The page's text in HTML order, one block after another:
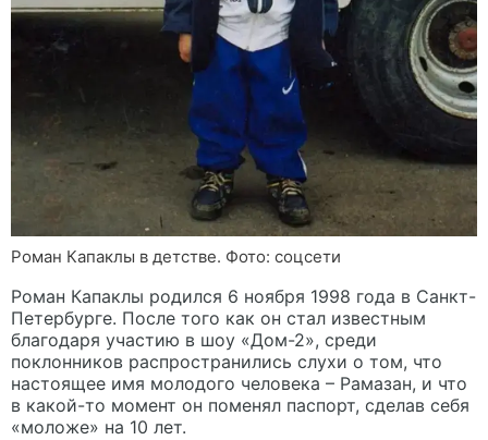
Роман Капаклы в детстве. Фото: соцсети
Роман Капаклы родился 6 ноября 1998 года в Санкт-
Петербурге. После того как он стал известным
благодаря участию в шоу «Дом-2», среди
поклонников распространились слухи о том, что
настоящее имя молодого человека – Рамазан, и что
в какой-то момент он поменял паспорт, сделав себя
«моложе» на 10 лет.